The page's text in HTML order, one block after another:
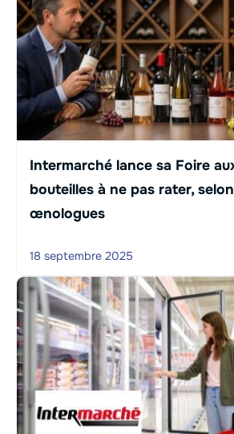
Intermarché lance sa Foire
bouteilles à ne pas rater,
œnologues
18 septembre 2025